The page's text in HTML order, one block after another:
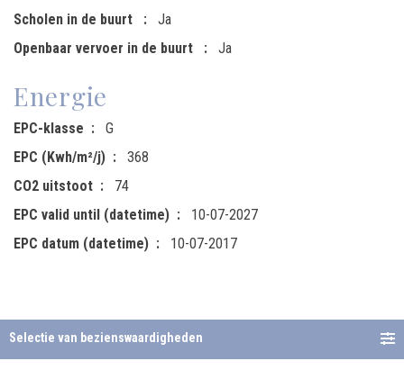
Scholen in de buurt
Ja
Openbaar vervoer in de buurt
Ja
Energie
EPC-klasse
G
EPC (Kwh/m²/j)
368
CO2 uitstoot
74
EPC valid until (datetime)
10-07-2027
EPC datum (datetime)
10-07-2017
Selectie van bezienswaardigheden